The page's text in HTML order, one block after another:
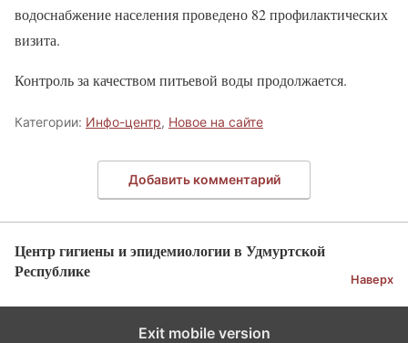
водоснабжение населения проведено 82 профилактических
визита.
Контроль за качеством питьевой воды продолжается.
Категории: Инфо-центр, Новое на сайте
Добавить комментарий
Центр гигиены и эпидемиологии в Удмуртской
Республике
Наверх
Exit mobile version